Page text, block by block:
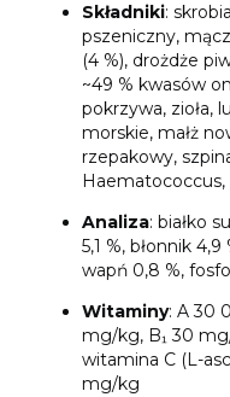
Składniki:
pszeniczny,
(4 %), drożdże
~49 % kwasów
pokrzywa, zioła,
morskie, małż
rzepakowy,
Analiza: białko
5,1 %, błonnik
wapń 0,8 %,
Witaminy: A 30
mg/kg, B₁ 30
witamina C (L-
mg/kg